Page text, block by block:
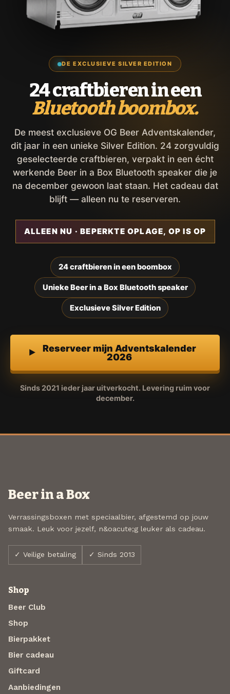
DE EXCLUSIEVE SILVER EDITION
24 craftbieren in een
Bluetooth boombox.
De meest exclusieve OG Beer Adventskalender,
dit jaar in een unieke Silver Edition. 24 zorgvuldig
geselecteerde craftbieren, verpakt in een écht
werkende Beer in a Box Bluetooth speaker die je
na december gewoon laat staan. Het cadeau dat
blijft — alleen nu te reserveren.
ALLEEN NU · BEPERKTE OPLAGE, OP IS OP
24 craftbieren in een boombox
Unieke Beer in a Box Bluetooth speaker
Exclusieve Silver Edition
Reserveer mijn Adventskalender
2026
Sinds 2021 ieder jaar uitverkocht. Levering ruim voor
december.
Beer in a Box
Verrassingsboxen met speciaalbier, afgestemd op jouw
smaak. Leuk voor jezelf, n&oacute;g leuker als cadeau.
✓ Veilige betaling ✓ Sinds 2013
Shop
Beer Club
Shop
Bierpakket
Bier cadeau
Giftcard
Aanbiedingen